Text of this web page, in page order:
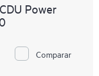
Power
Comparar